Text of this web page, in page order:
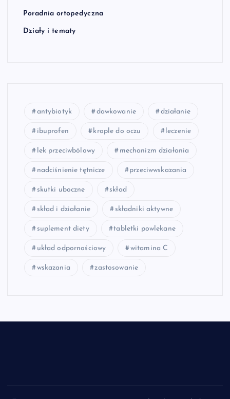
Poradnia ortopedyczna
Działy i tematy
antybiotyk dawkowanie działanie
ibuprofen krople do oczu leczenie
lek przeciwbólowy mechanizm działania
nadciśnienie tętnicze przeciwwskazania
skutki uboczne skład
skład i działanie składniki aktywne
suplement diety tabletki powlekane
układ odpornościowy witamina C
wskazania zastosowanie